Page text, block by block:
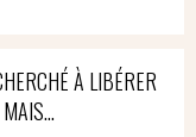
À LIBÉRER